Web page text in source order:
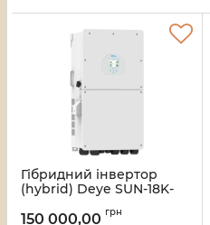
Гібридний інвертор
(hybrid) Deye SUN-18K-
однофазний (MPPT 150-
150 000,00 грн